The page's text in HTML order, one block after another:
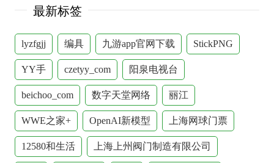
最新标签
lyzfgjj 编具 九游app官网下载 StickPNG
YY手 czetyy_com 阳泉电视台
beichoo_com 数字天堂网络 丽江
WWE之家+ OpenAI新模型 上海网球门票
12580和生活 上海上州阀门制造有限公司